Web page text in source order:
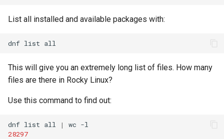
List all installed and available packages with:
dnf list
This will give you an extremely long list of files. How many
files are there in Rocky Linux?
Use this command to find out:
dnf list all | wc
28297